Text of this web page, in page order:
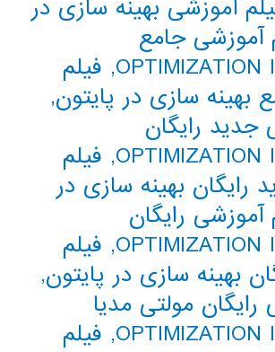
آموزشی بهینه سازی در
آموزشی جامع
OPTIMIZATION
, فیلم
بهینه سازی در پایتون,
جدید رایگان
OPTIMIZATION
, فیلم
رایگان بهینه سازی در
آموزشی رایگان
OPTIMIZATION
, فیلم
بهینه سازی در پایتون,
رایگان مولتی مدیا
OPTIMIZATION
, فیلم